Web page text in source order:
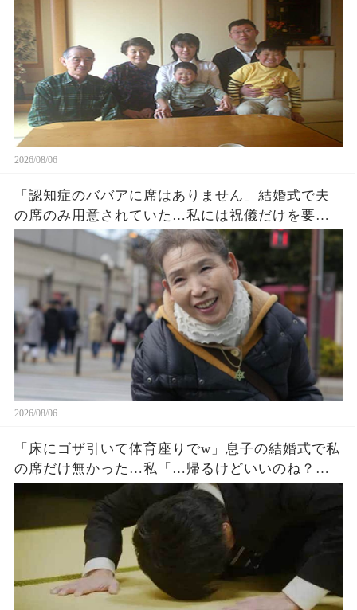
2026/08/06
「認知症のババアに席はありません」結婚式で夫
の席のみ用意されていた…私には祝儀だけを要求
する息子夫婦。私たち夫婦は無言で式場を去った
→直後、料金未納で結婚式は取り消された
2026/08/06
「床にゴザ引いて体育座りでw」息子の結婚式で私
の席だけ無かった…私「…帰るけどいいのね？」
息子嫁「とっとと帰れw」→30分後、結婚式でトラ
ブルが起きたw